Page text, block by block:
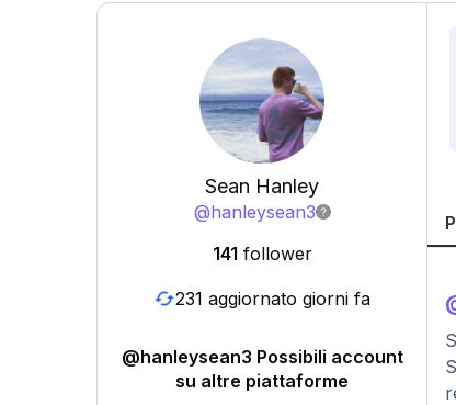
Sean Hanley
@hanleysean3
141 follower
231 aggiornato giorni fa
@hanleysean3 Possibili account
su altre piattaforme